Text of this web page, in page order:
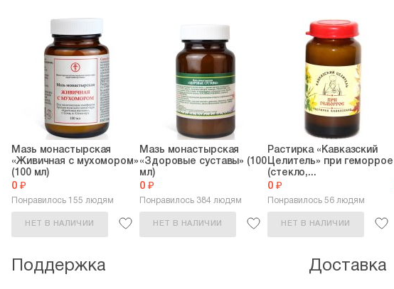
Мазь монастырская
«Живичная с мухомором»
(100 мл)
0 ₽
Понравилось 155 людям
НЕТ В НАЛИЧИИ
Мазь монастырская
«Здоровые суставы» (100
мл)
0 ₽
Понравилось 384 людям
НЕТ В НАЛИЧИИ
Растирка «Кавказский
Целитель» при геморрое
(стекло,...
0 ₽
Понравилось 56 людям
НЕТ В НАЛИЧИИ
Поддержка Доставка